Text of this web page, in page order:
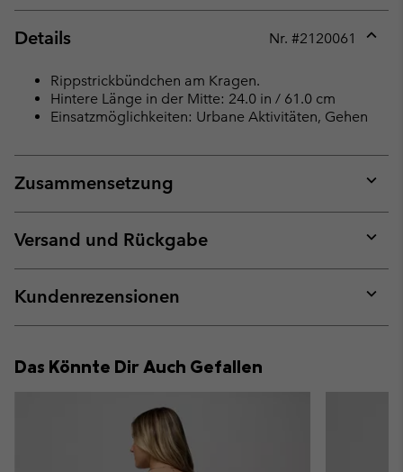
Details Nr. #2120061
Rippstrickbündchen am Kragen.
Hintere Länge in der Mitte: 24.0 in / 61.0 cm
Einsatzmöglichkeiten: Urbane Aktivitäten, Gehen
Zusammensetzung
or
Versand und Rückgabe
or
Kundenrezensionen
or
Das Könnte Dir Auch Gefallen